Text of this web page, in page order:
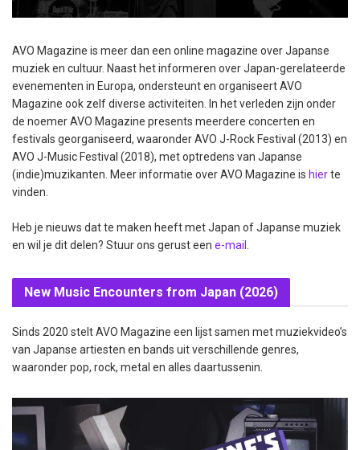
AVO Magazine is meer dan een online magazine over Japanse
muziek en cultuur. Naast het informeren over Japan-gerelateerde
evenementen in Europa, ondersteunt en organiseert AVO
Magazine ook zelf diverse activiteiten. In het verleden zijn onder
de noemer AVO Magazine presents meerdere concerten en
festivals georganiseerd, waaronder AVO J-Rock Festival (2013) en
AVO J-Music Festival (2018), met optredens van Japanse
(indie)muzikanten. Meer informatie over AVO Magazine is hierte
vinden.
Heb je nieuws dat te maken heeft met Japan of Japanse muziek
en wil je dit delen? Stuur ons gerust een e-mail .
New Music Encounters from Japan (2026)
Sinds 2020 stelt AVO Magazine een lijst samen met muziekvideo’s
van Japanse artiesten en bands uit verschillende genres,
waaronder pop, rock, metal en alles daartussenin.